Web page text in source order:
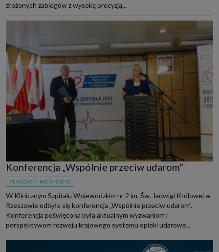
złożonych zabiegów z wysoką precyzją...
Konferencja „Wspólnie przeciw udarom”
PLACÓWKI MEDYCZNE
W Klinicznym Szpitalu Wojewódzkim nr 2 im. Św. Jadwigi Królowej w
Rzeszowie odbyła się konferencja „Wspólnie przeciw udarom”.
Konferencja poświęcona była aktualnym wyzwaniom i
perspektywom rozwoju krajowego systemu opieki udarowe...